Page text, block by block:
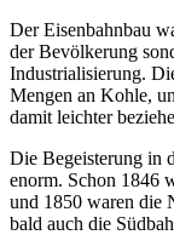
Der Eisenbahnbau
der Bevölkerung
Industrialisierung.
Mengen an Kohle,
damit leichter
Die Begeisterung in
enorm. Schon 1846
und 1850 waren die
bald auch die